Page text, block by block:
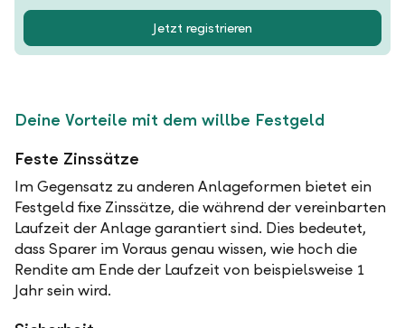
Jetzt registrieren
Deine Vorteile mit dem willbe Festgeld
Feste Zinssätze
Im Gegensatz zu anderen Anlageformen bietet ein
Festgeld fixe Zinssätze, die während der vereinbarten
Laufzeit der Anlage garantiert sind. Dies bedeutet,
dass Sparer im Voraus genau wissen, wie hoch die
Rendite am Ende der Laufzeit von beispielsweise 1
Jahr sein wird.